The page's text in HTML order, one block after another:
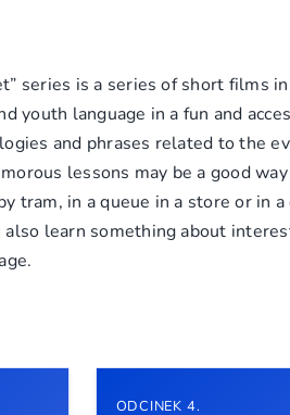
series is a series of short films
youth language in a fun and
and phrases related to the
lessons may be a good
tram, in a queue in a store or in a
also learn something about
ODCINEK 4.